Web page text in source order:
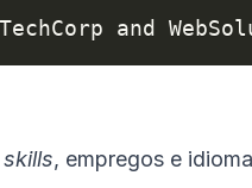
and
, empregos e